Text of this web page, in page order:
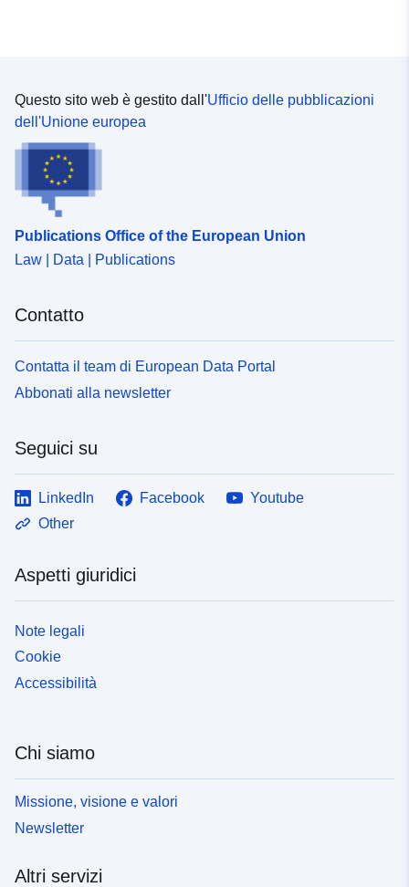
Questo sito web è gestito dall'Ufficio delle pubblicazioni
dell'Unione europea
Publications Office of the European Union
Law | Data | Publications
Contatto
Contatta il team di European Data Portal
Abbonati alla newsletter
Seguici su
LinkedIn Facebook
Youtube
Other
Aspetti giuridici
Note legali
Cookie
Accessibilità
Chi siamo
Missione, visione e valori
Newsletter
Altri servizi